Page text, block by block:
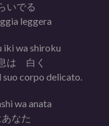
いでる
leggera
iki wa shiroku
は 白く
suo corpo delicato.
wa anata
なた